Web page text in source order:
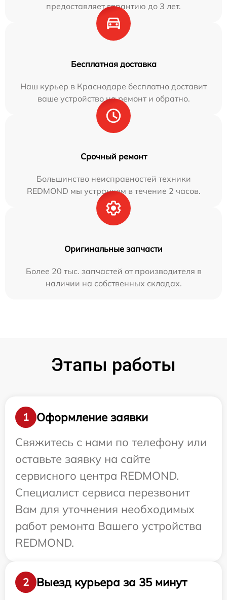
предоставляет гарантию до 3 лет.
Бесплатная доставка
Наш курьер в Краснодаре бесплатно доставит
ваше устройство на ремонт и обратно.
Срочный ремонт
Большинство неисправностей техники
REDMOND мы устраняем в течение 2 часов.
Оригинальные запчасти
Более 20 тыс. запчастей от производителя в
наличии на собственных складах.
Этапы работы
1
Оформление заявки
Свяжитесь с нами по телефону или
оставьте заявку на сайте
сервисного центра REDMOND.
Специалист сервиса перезвонит
Вам для уточнения необходимых
работ ремонта Вашего устройства
REDMOND.
2 Выезд курьера за 35 минут